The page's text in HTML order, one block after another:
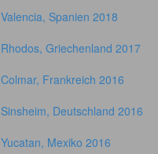
Valencia, Spanien 2018
Rhodos, Griechenland 2017
Colmar, Frankreich 2016
Sinsheim, Deutschland 2016
Yucatan, Mexiko 2016